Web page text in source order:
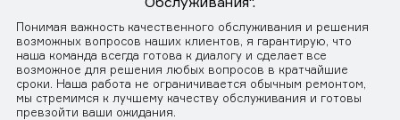
Понимая важность качественного обслуживания и решения
возможных вопросов наших клиентов, я гарантирую, что
наша команда всегда готова к диалогу и сделает все
возможное для решения любых вопросов в кратчайшие
сроки. Наша работа не ограничивается обычным ремонтом,
мы стремимся к лучшему качеству обслуживания и готовы
превзойти ваши ожидания.